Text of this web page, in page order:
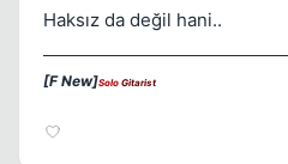
Haksız da değil hani..
[F New]Solo Gitarist